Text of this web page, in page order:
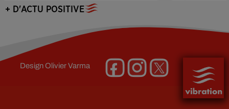
+ D'ACTU POSITIVE
DesignOlivier Varma